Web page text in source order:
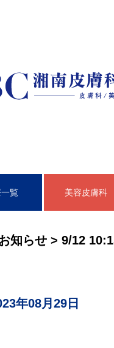
覧
自由診療
美容皮膚科
知らせ > 9/12
年08月29日